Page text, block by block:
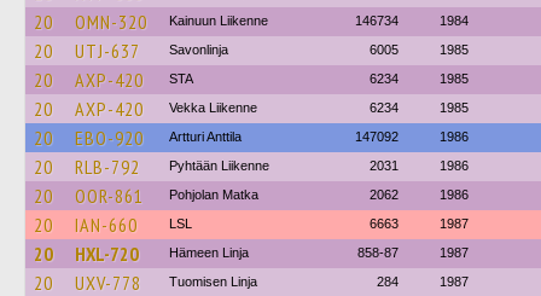
20 OMN-320 Kainuun Liikenne 146734 1984
20 UTJ-637 Savonlinja 6005 1985
20 AXP-420 STA 6234 1985
20 AXP-420 Vekka Liikenne 6234 1985
20 EBO-920 Artturi Anttila 147092 1986
20 RLB-792 Pyhtään Liikenne 2031 1986
20 OOR-861 Pohjolan Matka 2062 1986
20 IAN-660 LSL 6663 1987
20 HXL-720 Hämeen Linja 858-87 1987
20 UXV-778 Tuomisen Linja 284 1987